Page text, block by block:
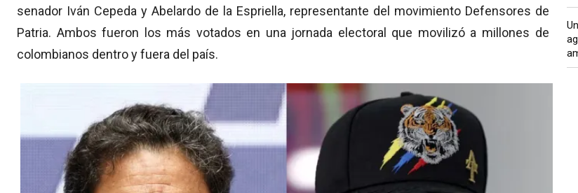
senador Iván Cepeda y Abelardo de la Espriella, representante del movimiento Defensores de
Patria. Ambos fueron los más votados en una jornada electoral que movilizó a millones de
colombianos dentro y fuera del país.